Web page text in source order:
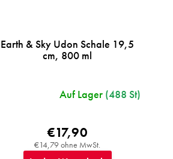
Earth & Sky Udon Schale 19,5
cm, 800 ml
Auf Lager (488 St)
€14,79 ohne MwSt.
€17,90